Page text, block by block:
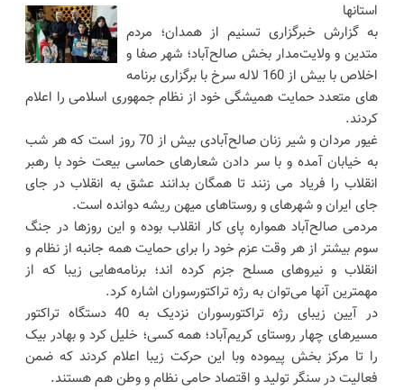
استانها
به گزارش خبرگزاری تسنیم از همدان؛ مردم
متدین و ولایت‌مدار بخش صالح‌آباد؛ شهر صفا و
اخلاص با بیش از 160 لاله سرخ با برگزاری برنامه
های متعدد حمایت همیشگی خود از نظام جمهوری اسلامی را اعلام
کردند.
غیور مردان و شیر زنان صالح‌آبادی بیش از 70 روز است که هر شب
به خیابان آمده و با سر دادن شعارهای حماسی بیعت خود با رهبر
انقلاب را فریاد می زنند تا همگان بدانند عشق به انقلاب در جای
جای ایران و شهرهای و روستاهای میهن ریشه دوانده است.
مردمی صالح‌آباد همواره پای کار انقلاب بوده و این روزها در جنگ
سوم بیشتر از هر وقت عزم خود را برای حمایت همه جانبه از نظام و
انقلاب و نیروهای مسلح جزم کرده اند؛ برنامه‌هایی زیبا که از
مهمترین آنها می‌توان به رژه تراکتورسوران اشاره کرد.
در آیین زیبای رژه تراکتورسوران نزدیک به 40 دستگاه تراکتور
مسیرهای چهار روستای کریم‌آباد؛ همه کسی؛ خلیل کرد و بهادر بیک
را تا مرکز بخش پیموده وبا این حرکت زیبا اعلام کردند که ضمن
فعالیت در سنگر تولید و اقتصاد حامی نظام و وطن هم هستند.